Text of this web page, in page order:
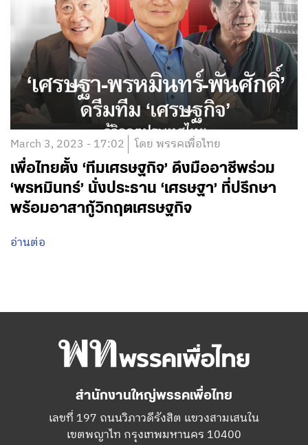
March 3, 2023 - 17:02 โดย พรรคเพื่อไทย
เพื่อไทยตั้ง ‘ทีมเศรษฐกิจ’ ดึงมืออาชีพร่วม
‘พรหมินทร์’ นั่งประธาน ‘เศรษฐา’ ที่ปรึกษา
พร้อมอาสากู้วิกฤตเศรษฐกิจ
อ่านต่อ
สำนักงานใหญ่พรรคเพื่อไทย
เลขที่ 197 ถนนวิภาวดีรังสิต แขวงสามเสนใน
เขตพญาไท กรุงเทพมหานคร 10400